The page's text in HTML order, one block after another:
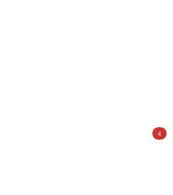
4